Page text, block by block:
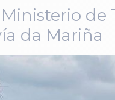
de
da Mariña